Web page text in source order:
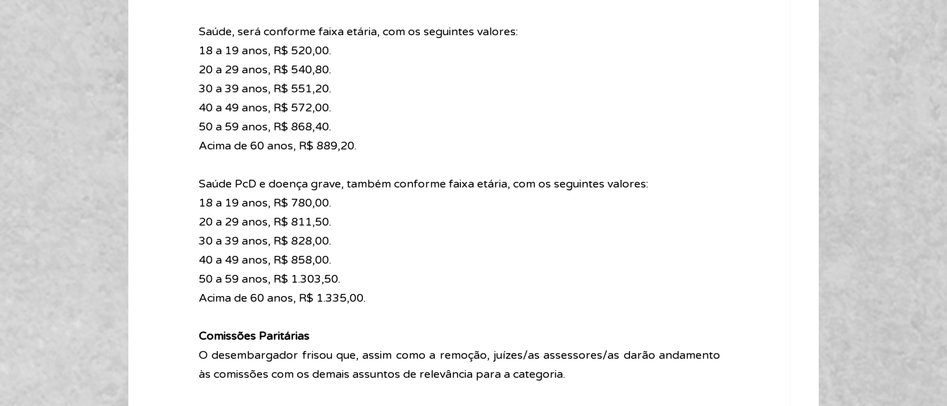
Saúde, será conforme faixa etária, com os seguintes valores:
18 a 19 anos, R$ 520,00.
20 a 29 anos, R$ 540,80.
30 a 39 anos, R$ 551,20.
40 a 49 anos, R$ 572,00.
50 a 59 anos, R$ 868,40.
Acima de 60 anos, R$ 889,20.
Saúde PcD e doença grave, também conforme faixa etária, com os seguintes valores:
18 a 19 anos, R$ 780,00.
20 a 29 anos, R$ 811,50.
30 a 39 anos, R$ 828,00.
40 a 49 anos, R$ 858,00.
50 a 59 anos, R$ 1.303,50.
Acima de 60 anos, R$ 1.335,00.
Comissões Paritárias
O desembargador frisou que, assim como a remoção, juízes/as assessores/as darão andamento
às comissões com os demais assuntos de relevância para a categoria.